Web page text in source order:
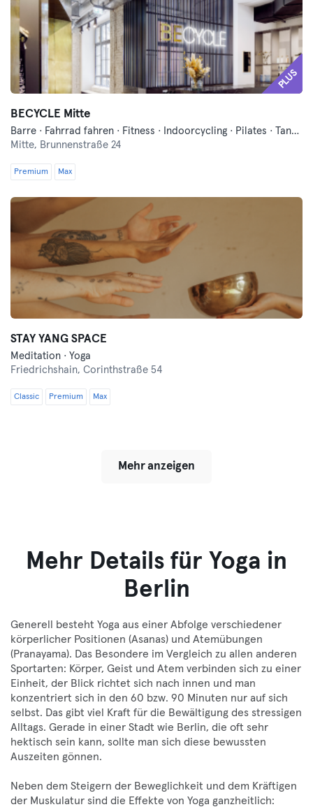
PLUS
BECYCLE Mitte
Barre · Fahrrad fahren · Fitness · Indoorcycling · Pilates · Tanzen · Yoga
Mitte, Brunnenstraße 24
Premium Max
STAY YANG SPACE
Meditation · Yoga
Friedrichshain, Corinthstraße 54
Classic Premium Max
Mehr anzeigen
Mehr Details für Yoga in
Berlin
Generell besteht Yoga aus einer Abfolge verschiedener
körperlicher Positionen (Asanas) und Atemübungen
(Pranayama). Das Besondere im Vergleich zu allen anderen
Sportarten: Körper, Geist und Atem verbinden sich zu einer
Einheit, der Blick richtet sich nach innen und man
konzentriert sich in den 60 bzw. 90 Minuten nur auf sich
selbst. Das gibt viel Kraft für die Bewältigung des stressigen
Alltags. Gerade in einer Stadt wie Berlin, die oft sehr
hektisch sein kann, sollte man sich diese bewussten
Auszeiten gönnen.
Neben dem Steigern der Beweglichkeit und dem Kräftigen
der Muskulatur sind die Effekte von Yoga ganzheitlich: